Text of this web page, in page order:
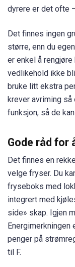
dyrere er det ofte
Det finnes ingen
større, enn du
er enkel å
vedlikehold ikke
bruke litt ekstra
krever avriming
funksjon, så de
Gode råd for
Det finnes en
velge fryser. Du
fryseboks med
integrert med
side» skap. Igjen
penger på
til F.